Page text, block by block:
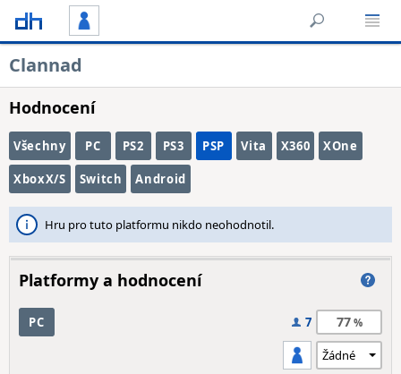
Clannad
Hodnocení
Všechny PC PS2 PS3 PSP Vita X360 XOne
XboxX/S Switch Android
Hru pro tuto platformu nikdo neohodnotil.
Platformy a hodnocení
PC 7 77